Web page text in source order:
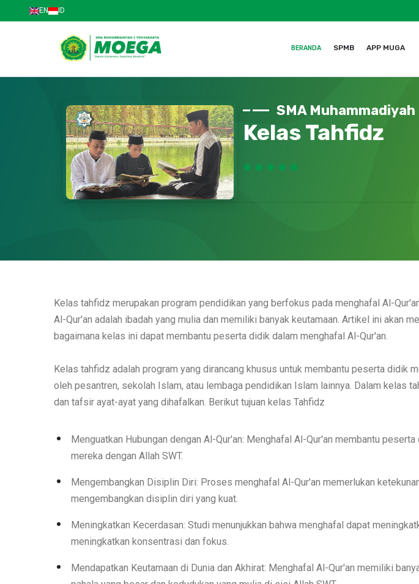
EN ID
BERANDA SPMB APP MUGA
SMA
Kelas Tahfidz
Kelas tahfidz merupakan program pendidikan yang berfokus pada menghafal Al-
Al-Qur'an adalah ibadah yang mulia dan memiliki banyak keutamaan. Artikel ini akan
bagaimana kelas ini dapat membantu peserta didik dalam menghafal Al-Qur'an.
Kelas tahfidz adalah program yang dirancang khusus untuk membantu peserta didik
oleh pesantren, sekolah Islam, atau lembaga pendidikan Islam lainnya. Dalam kelas
dan tafsir ayat-ayat yang dihafalkan. Berikut tujuan kelas Tahfidz
Menguatkan Hubungan dengan Al-Qur'an: Menghafal Al-Qur'an membantu
mereka dengan Allah SWT.
Mengembangkan Disiplin Diri: Proses menghafal Al-Qur'an memerlukan
mengembangkan disiplin diri yang kuat.
Meningkatkan Kecerdasan: Studi menunjukkan bahwa menghafal dapat
meningkatkan konsentrasi dan fokus.
Mendapatkan Keutamaan di Dunia dan Akhirat: Menghafal Al-Qur'an memiliki